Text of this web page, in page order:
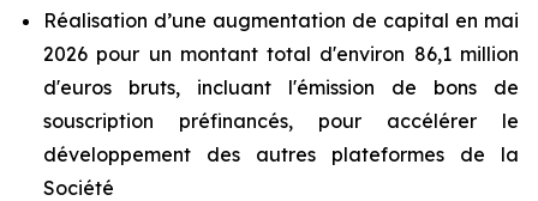
Réalisation d’une augmentation de capital en mai
2026 pour un montant total d'environ 86,1 million
d'euros bruts, incluant l'émission de bons de
souscription préfinancés, pour accélérer le
développement des autres plateformes de la
Société